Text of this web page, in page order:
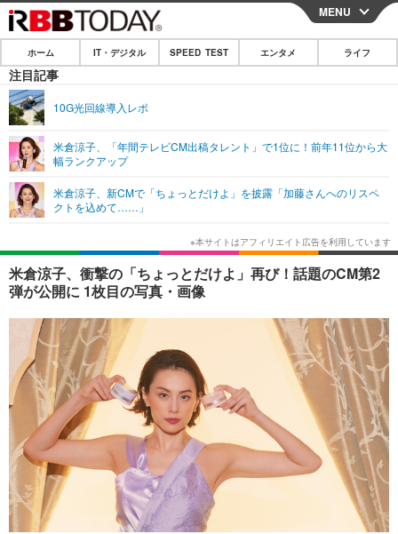
CLOSE
ホーム
IT・デジタル
ネタ
ショッピング その他
SPEED TEST
エンタメ
エンタメTOP
韓国・芸能
音楽 スポーツ
ショッピング その他
ライフ
ライフTOP グルメ
ペット ショッピング
その他
リリース一覧
プッシュ通知の停止方法
MENU
ホーム IT・デジタル SPEED TEST エンタメ ライフ
注目記事
10G光回線導入レポ
米倉涼子、「年間テレビCM出稿タレント」で1位に！前年11位から大
幅ランクアップ
米倉涼子、新CMで「ちょっとだけよ」を披露「加藤さんへのリスペ
クトを込めて……」
米倉涼子、衝撃の「ちょっとだけよ」再び！話題のCM第2
弾が公開に 1枚目の写真・画像